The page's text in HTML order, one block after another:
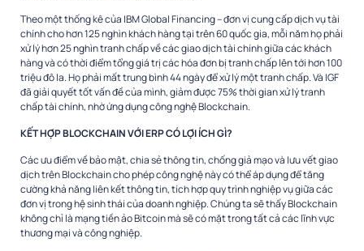
Theo một thống kê của IBM Global Financing – đơn vị cung cấp dịch vụ tài
chính cho hơn 125 nghìn khách hàng tại trên 60 quốc gia, mỗi năm họ phải
xử lý hơn 25 nghìn tranh chấp về các giao dịch tài chính giữa các khách
hàng và có thời điểm tổng giá trị các hóa đơn bị tranh chấp lên tới hơn 100
triệu đô la. Họ phải mất trung bình 44 ngày để xử lý một tranh chấp. Và IGF
đã giải quyết tốt vấn đề của mình, giảm được 75% thời gian xử lý tranh
chấp tài chính, nhờ ứng dụng công nghệ Blockchain.
KẾT HỢP BLOCKCHAIN VỚI ERP CÓ LỢI ÍCH GÌ?
Các ưu điểm về bảo mật, chia sẻ thông tin, chống giả mạo và lưu vết giao
dịch trên Blockchain cho phép công nghệ này có thể áp dụng để tăng
cường khả năng liên kết thông tin, tích hợp quy trình nghiệp vụ giữa các
đơn vị trong hệ sinh thái của doanh nghiệp. Chúng ta sẽ thấy Blockchain
không chỉ là mạng tiền ảo Bitcoin mà sẽ có mặt trong tất cả các lĩnh vực
thương mại và công nghiệp.